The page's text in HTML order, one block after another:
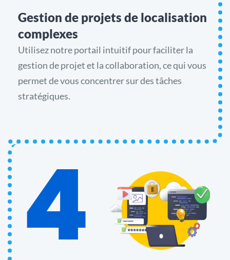
Gestion de projets de localisation
complexes
Utilisez notre portail intuitif pour faciliter la
gestion de projet et la collaboration, ce qui vous
permet de vous concentrer sur des tâches
stratégiques.
4